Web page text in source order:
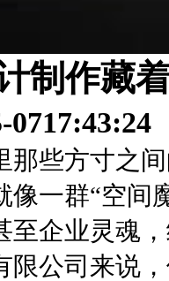
制作藏
0717:43:24
那些方寸之
像一群“空间
至企业灵魂
限公司来说